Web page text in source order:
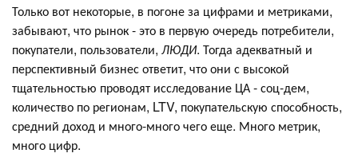
Только вот некоторые, в погоне за цифрами и метриками,
забывают, что рынок - это в первую очередь потребители,
покупатели, пользователи, ЛЮДИ. Тогда адекватный и
перспективный бизнес ответит, что они с высокой
тщательностью проводят исследование ЦА - соц-дем,
количество по регионам, LTV, покупательскую способность,
средний доход и много-много чего еще. Много метрик,
много цифр.